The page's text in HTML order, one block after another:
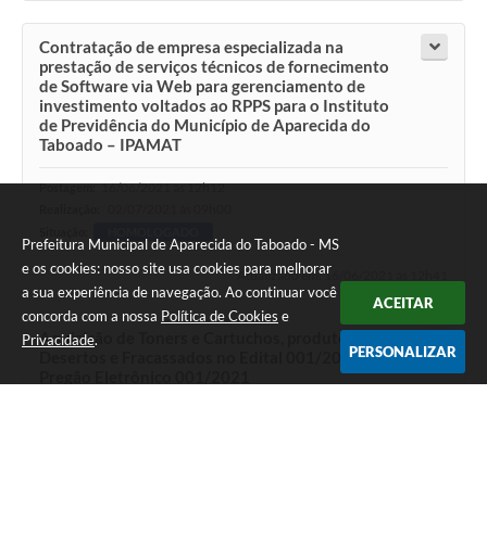
Prefeitura Municipal de Aparecida do Taboado - MS
e os cookies: nosso site usa cookies para melhorar
a sua experiência de navegação. Ao continuar você
concorda com a nossa Política de Cookies e
Privacidade.
ACEITAR
PERSONALIZAR
Contratação de empresa especializada na
prestação de serviços técnicos de fornecimento
de Software via Web para gerenciamento de
investimento voltados ao RPPS para o Instituto
de Previdência do Município de Aparecida do
Taboado – IPAMAT
Postagem: 16/06/2021 às 12h12
Atualizado em: 16/06/2021 às 12h41
Aquisição de Toners e Cartuchos, produtos estes
Desertos e Fracassados no Edital 001/2021,